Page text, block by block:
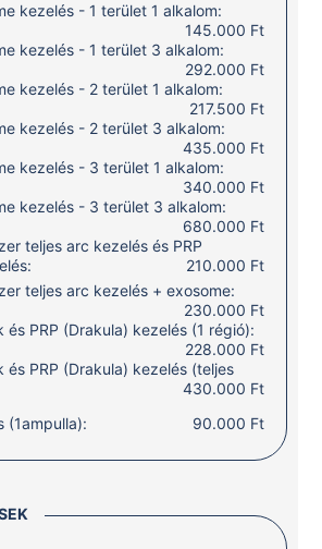
kezelés - 1 terület 1 alkalom:
145.000 Ft
kezelés - 1 terület 3 alkalom:
292.000 Ft
kezelés - 2 terület 1 alkalom:
217.500 Ft
kezelés - 2 terület 3 alkalom:
435.000 Ft
kezelés - 3 terület 1 alkalom:
340.000 Ft
kezelés - 3 terület 3 alkalom:
680.000 Ft
teljes arc kezelés és PRP
210.000 Ft
teljes arc kezelés + exosome:
230.000 Ft
és PRP (Drakula) kezelés (1 régió):
228.000 Ft
és PRP (Drakula) kezelés (teljes
430.000 Ft
(1ampulla):
90.000 Ft